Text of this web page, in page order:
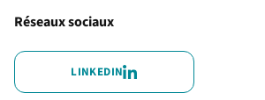
Réseaux sociaux
LINKEDIN